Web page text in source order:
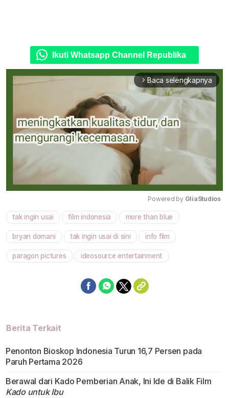
Ikuti Whatsapp Channel Republika
arrow_forward_ios Baca selengkapnya
Powered by GliaStudios
tak ingin usai film indonesia more than blue
bryan domani tak ingin usai di sini info film
paragon pictures ideosource entertainment
Berita Terkait
Penonton Bioskop Indonesia Turun 16,7 Persen pada
Paruh Pertama 2026
Berawal dari Kado Pemberian Anak, Ini Ide di Balik Film
Kado untuk Ibu